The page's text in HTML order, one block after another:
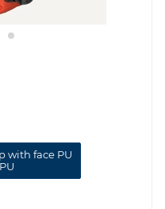
with face PU